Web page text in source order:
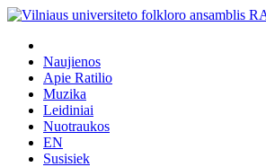
Naujienos
Apie Ratilio
Muzika
Leidiniai
Nuotraukos
EN
Susisiek